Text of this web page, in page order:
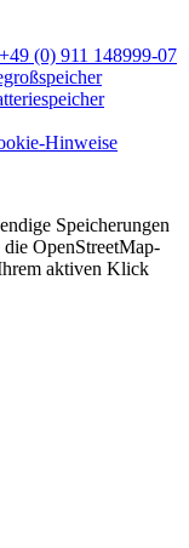
+49 (0) 911 148999-07
Hinweise
Speicherungen
OpenStreetMap-
aktiven Klick